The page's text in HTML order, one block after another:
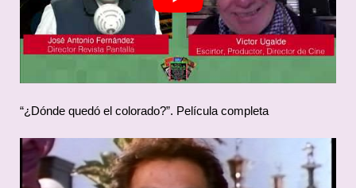
“¿Dónde quedó el colorado?”. Película completa